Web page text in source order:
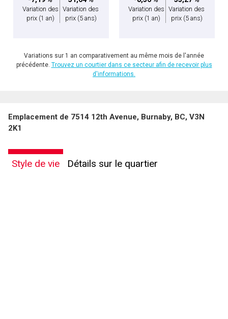
Variation des
prix (1 an)
Variation des
prix (5 ans)
Variation des
prix (1 an)
Variation des
prix (5 ans)
Variations sur 1 an comparativement au même mois de l'année
précédente. Trouvez un courtier dans ce secteur afin de recevoir plus
d'informations.
Emplacement de 7514 12th Avenue, Burnaby, BC, V3N
2K1
Style de vie Détails sur le quartier